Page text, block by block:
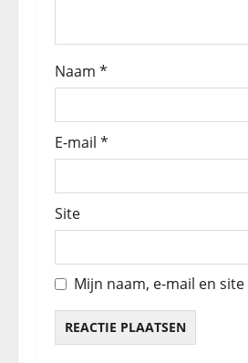
g
t
e
Naam *
E-mail *
Site
Mijn naam, e-mail en